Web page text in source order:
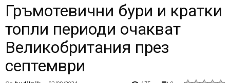
Гръмотевични бури и кратки
топли периоди очакват
Великобритания през
септември